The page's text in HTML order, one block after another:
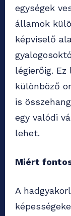
egységek
államok
képviselő
légierőig.
különböző
is
egy valódi
lehet.
Miért
A